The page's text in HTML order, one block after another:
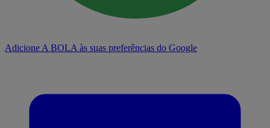
Adicione A BOLA às suas preferências do Google